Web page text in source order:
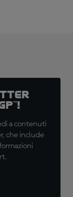
a contenuti
che include